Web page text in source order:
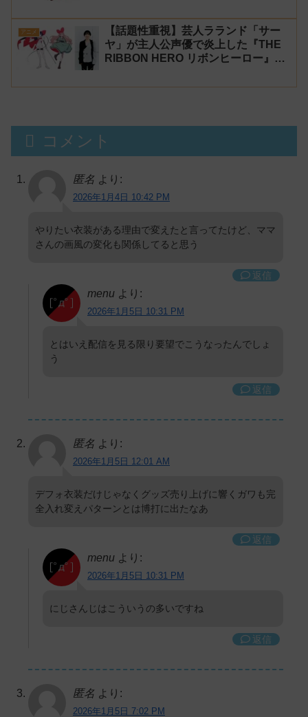
【生成AI?】
アニメ
【話題性重視】芸人ラランド「サー
ヤ」が主人公声優で炎上した『THE
RIBBON HERO リボンヒーロー』に
ンルン」「でびでび・でびる」が出
コメント
匿名 より:
2026年1月4日 10:42 PM
やりたい衣装がある理由で変えたと言ってたけど、ママ
さんの画風の変化も関係してると思う
返信
menu より:
2026年1月5日 10:31 PM
とはいえ配信を見る限り要望でこうなったんでしょ
う
返信
匿名 より:
2026年1月5日 12:01 AM
デフォ衣装だけじゃなくグッズ売り上げに響くガワも完
全入れ変えパターンとは博打に出たなあ
返信
menu より:
2026年1月5日 10:31 PM
にじさんじはこういうの多いですね
返信
匿名 より:
2026年1月5日 7:02 PM